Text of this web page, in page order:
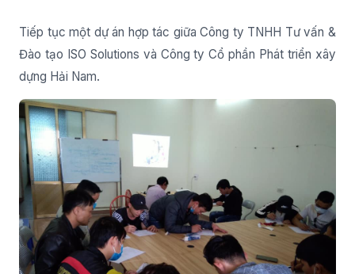
Tiếp tục một dự án hợp tác giữa Công ty TNHH Tư vấn &
Đào tạo ISO Solutions và Công ty Cổ phần Phát triển xây
dựng Hải Nam.